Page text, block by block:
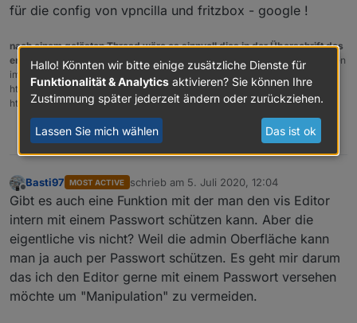
für die config von vpncilla und fritzbox - google !
nach einem gelösten Thread wäre es sinnvoll dies in der Überschrift des
ersten Posts einzutragen [gelöst]-...
Bitte benutzt das Voting rechts unten
im Beitrag wenn er euch geholfen hat. Forum-Tools: PicPick
https://picpick.app/en/download/ und ScreenToGif
https://www.screentogif.com/downloads.html
0
Offline
Basti97 MOST ACTIVE schrieb am 5. Juli 2020, 12:04
zuletzt editiert von
Gibt es auch eine Funktion mit der man den vis Editor
intern mit einem Passwort schützen kann. Aber die
eigentliche vis nicht? Weil die admin Oberfläche kann
man ja auch per Passwort schützen. Es geht mir darum
das ich den Editor gerne mit einem Passwort versehen
möchte um "Manipulation" zu vermeiden.
Hallo! Könnten wir bitte einige zusätzliche Dienste für
Funktionalität & Analytics aktivieren? Sie können Ihre
Zustimmung später jederzeit ändern oder zurückziehen.
Lassen Sie mich wählen Das ist ok